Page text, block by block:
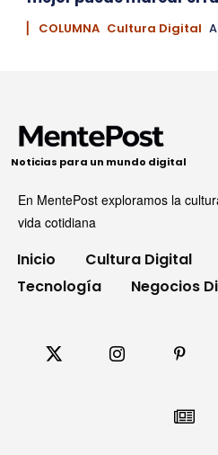
▏ COLUMNA Cultura Digital
Noticias para un mundo digital
En MentePost exploramos la
vida cotidiana
Inicio Cultura Digital
Tecnología
Negocios